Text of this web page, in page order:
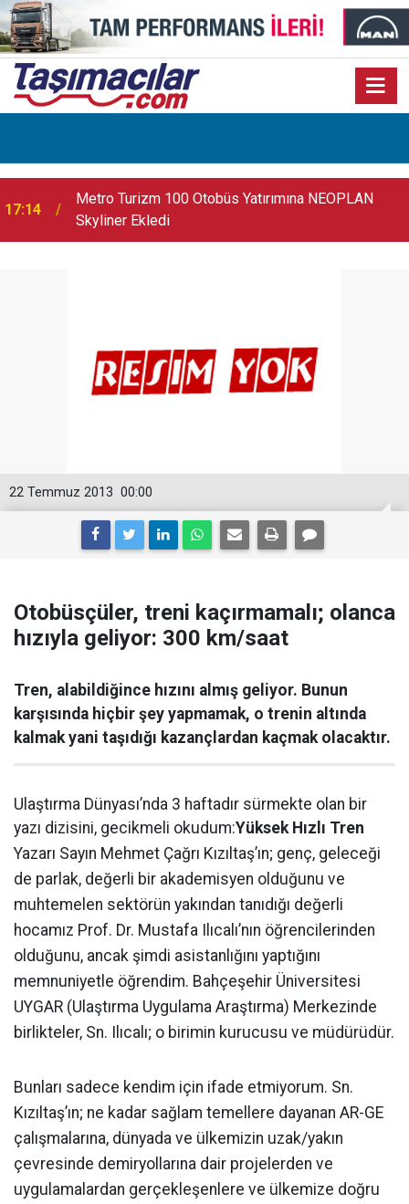
17:07 Audi Q9 Markanın En Büyük SUV Modeli Oldu
00:00
22 Temmuz 2013
Otobüsçüler, treni kaçırmamalı; olanca
hızıyla geliyor: 300 km/saat
Tren, alabildiğince hızını almış geliyor. Bunun
karşısında hiçbir şey yapmamak, o trenin altında
kalmak yani taşıdığı kazançlardan kaçmak olacaktır.
Ulaştırma Dünyası’nda 3 haftadır sürmekte olan bir
yazı dizisini, gecikmeli okudum:Yüksek Hızlı Tren
Yazarı Sayın Mehmet Çağrı Kızıltaş’ın; genç, geleceği
de parlak, değerli bir akademisyen olduğunu ve
muhtemelen sektörün yakından tanıdığı değerli
hocamız Prof. Dr. Mustafa Ilıcalı’nın öğrencilerinden
olduğunu, ancak şimdi asistanlığını yaptığını
memnuniyetle öğrendim. Bahçeşehir Üniversitesi
UYGAR (Ulaştırma Uygulama Araştırma) Merkezinde
birlikteler, Sn. Ilıcalı; o birimin kurucusu ve müdürüdür.
Bunları sadece kendim için ifade etmiyorum. Sn.
Kızıltaş’ın; ne kadar sağlam temellere dayanan AR-GE
çalışmalarına, dünyada ve ülkemizin uzak/yakın
çevresinde demiryollarına dair projelerden ve
uygulamalardan gerçekleşenlere ve ülkemize doğru